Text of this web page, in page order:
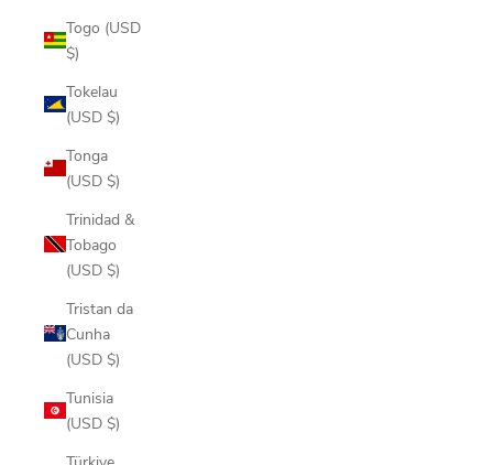
Togo (USD
$)
Tokelau
(USD $)
Tonga
(USD $)
Trinidad &
Tobago
(USD $)
Tristan da
Cunha
(USD $)
Tunisia
(USD $)